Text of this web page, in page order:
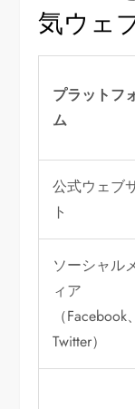
気ウェ
プラットフ
ム
公式ウェブ
ト
ソーシャル
ィア
（Facebook、
Twitter）